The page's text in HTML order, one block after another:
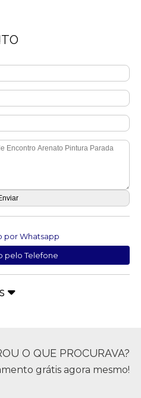
por Whatsapp
pelo Telefone
O QUE PROCURAVA?
grátis agora mesmo!